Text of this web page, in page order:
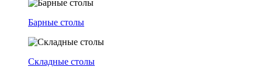
Барные столы
Складные столы